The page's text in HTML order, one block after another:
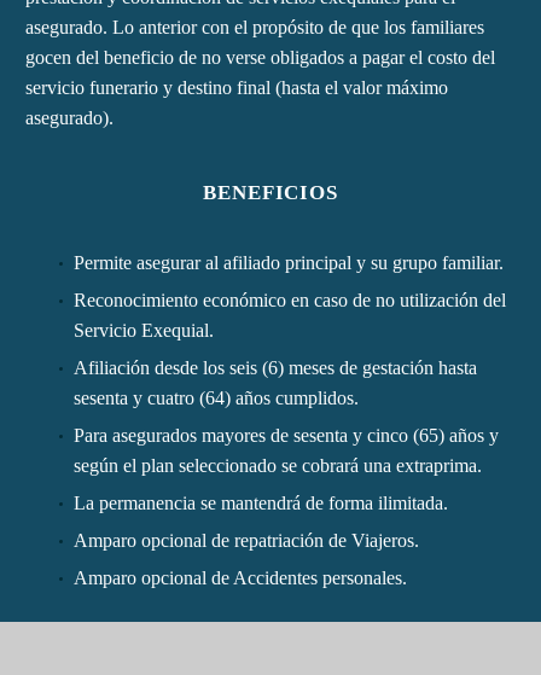
asegurado. Lo anterior con el propósito de que los familiares
gocen del beneficio de no verse obligados a pagar el costo del
servicio funerario y destino final (hasta el valor máximo
asegurado).
BENEFICIOS
Permite asegurar al afiliado principal y su grupo familiar.
Reconocimiento económico en caso de no utilización del
Servicio Exequial.
Afiliación desde los seis (6) meses de gestación hasta
sesenta y cuatro (64) años cumplidos.
Para asegurados mayores de sesenta y cinco (65) años y
según el plan seleccionado se cobrará una extraprima.
La permanencia se mantendrá de forma ilimitada.
Amparo opcional de repatriación de Viajeros.
Amparo opcional de Accidentes personales.